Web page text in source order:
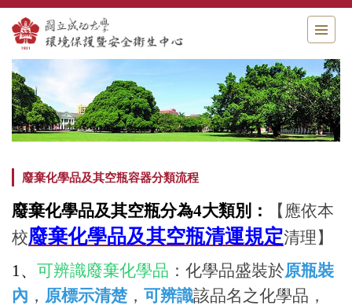
跳
到
主
要
內
容
區
廢棄化學品及其空瓶容器分類流程
廢棄化學品及其空瓶分為4大類別：
【應依本
校廢棄化學品及其空瓶清運規定清理】
1、 可辨識廢棄化學品 ：化學品盛裝於原瓶裝
內 ， 原標示清楚， 可辨識該品名之化學品，